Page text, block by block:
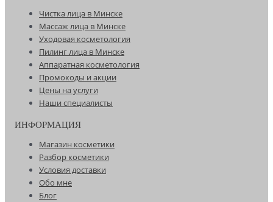
Чистка лица в Минске
Массаж лица в Минске
Уходовая косметология
Пилинг лица в Минске
Аппаратная косметология
Промокоды и акции
Цены на услуги
Наши специалисты
ИНФОРМАЦИЯ
Магазин косметики
Разбор косметики
Условия доставки
Обо мне
Блог